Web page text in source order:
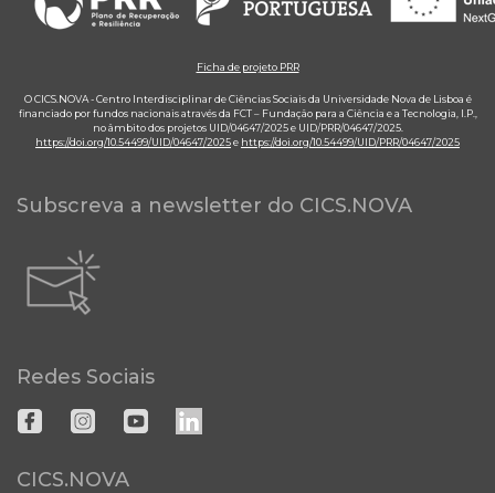
Ficha de projeto PRR
O CICS.NOVA - Centro Interdisciplinar de Ciências Sociais da Universidade Nova de Lisboa é
financiado por fundos nacionais através da FCT – Fundação para a Ciência e a Tecnologia, I.P.,
no âmbito dos projetos UID/04647/2025 e UID/PRR/04647/2025.
https://doi.org/10.54499/UID/04647/2025e https://doi.org/10.54499/UID/PRR/04647/2025
Subscreva a newsletter do CICS.NOVA
Redes Sociais
CICS.NOVA